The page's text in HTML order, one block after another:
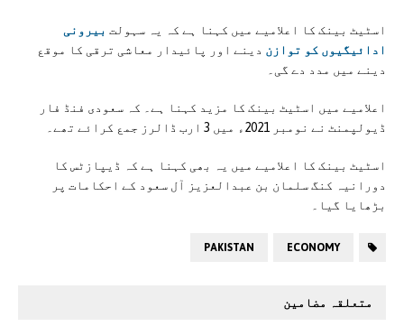
اسٹیٹ بینک کا اعلامیے میں کہنا ہے کہ یہ سہولت بیرونی
ادائیگیوں کو توازن دینے اور پائیدار معاشی ترقی کا موقع
دینے میں مدد دے گی۔
اعلامیے میں اسٹیٹ بینک کا مزید کہنا ہے۔ کہ سعودی فنڈ فار
ڈیولپمنٹ نے نومبر 2021ء میں 3 ارب ڈالرز جمع کرائے تھے۔
اسٹیٹ بینک کا اعلامیے میں یہ بھی کہنا ہے کہ ڈیپازٹس کا
دورانیہ کنگ سلمان بن عبدالعزیز آل سعود کے احکامات پر
بڑھایا گیا۔
ECONOMY
PAKISTAN
متعلقہ مضامین